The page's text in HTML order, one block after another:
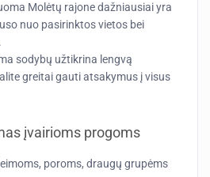
Molėtų rajone dažniausiai yra
nuo pasirinktos vietos bei
sodybų užtikrina lengvą
greitai gauti atsakymus į visus
įvairioms progoms
poroms, draugų grupėms